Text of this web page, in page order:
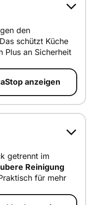
den
schützt Küche
Plus an Sicherheit
anzeigen
getrennt im
Reinigung
für mehr